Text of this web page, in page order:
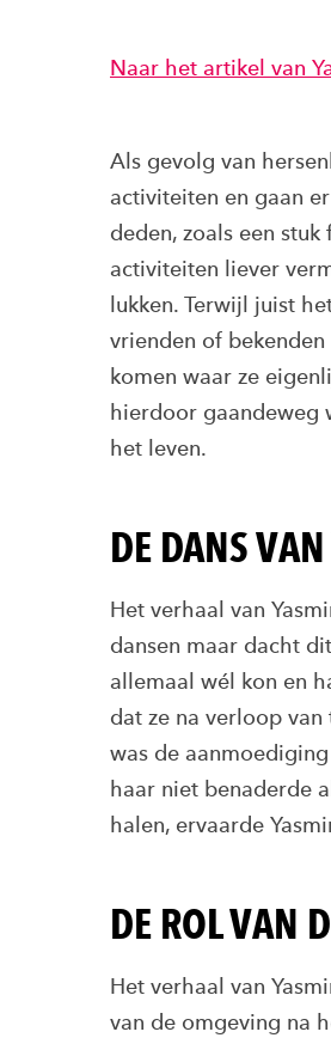
Naar het artikel van
Als gevolg van
activiteiten en gaan
deden, zoals een
activiteiten liever
lukken. Terwijl juist
vrienden of bekenden
komen waar ze
hierdoor gaandeweg
het leven.
DE DANS
Het verhaal van
dansen maar dacht
allemaal wél kon en
dat ze na verloop
was de
haar niet benaderde
halen, ervaarde
DE ROL VAN
Het verhaal van
van de omgeving na